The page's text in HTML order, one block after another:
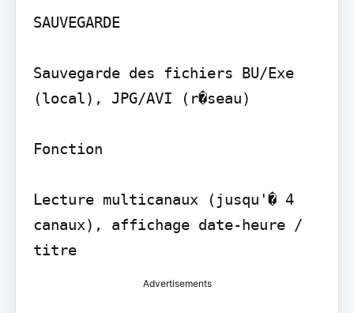
SAUVEGARDE
Sauvegarde des fichiers BU/Exe
(local), JPG/AVI (r�seau)
Fonction
Lecture multicanaux (jusqu'� 4
canaux), affichage date-heure /
titre
Advertisements